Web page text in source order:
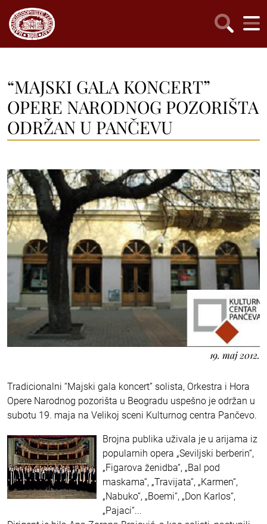
“MAJSKI GALA KONCERT”
OPERE NARODNOG POZORIŠTA
ODRŽAN U PANČEVU
19. maj 2012.
Tradicionalni “Majski gala koncert” solista, Orkestra i Hora
Opere Narodnog pozorišta u Beogradu uspešno je održan u
subotu 19. maja na Velikoj sceni Kulturnog centra Pančevo.
Brojna publika uživala je u arijama iz
popularnih opera „Seviljski berberin“,
„Figarova ženidba“, „Bal pod
maskama“, „Travijata“, „Karmen“,
„Nabuko“, „Boemi“, „Don Karlos“,
„Pajaci“...